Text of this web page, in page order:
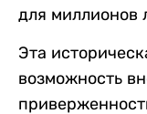
для миллионов
Эта
возможность